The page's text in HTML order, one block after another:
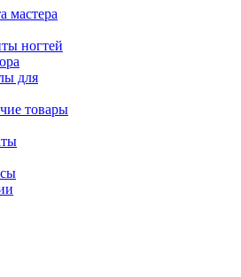
мастера
ногтей
для
товары